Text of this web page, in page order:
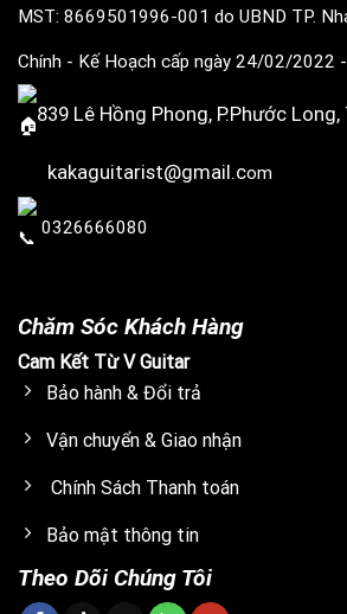
MST: 8669501996-001 do UBND TP.
Chính - Kế Hoạch cấp ngày 24/02/2022
839 Lê Hồng Phong, P.Phước Long,
kakaguitarist@gmail.com
0326666080
Chăm Sóc Khách Hàng
Cam Kết Từ V Guitar
Bảo hành & Đổi trả
Vận chuyển & Giao nhận
Chính Sách Thanh toán
Bảo mật thông tin
Theo Dõi Chúng Tôi